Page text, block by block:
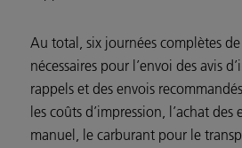
Au total, six journées complètes de
nécessaires pour l’envoi des avis
rappels et des envois
les coûts d’impression, l’achat
manuel, le carburant pour le